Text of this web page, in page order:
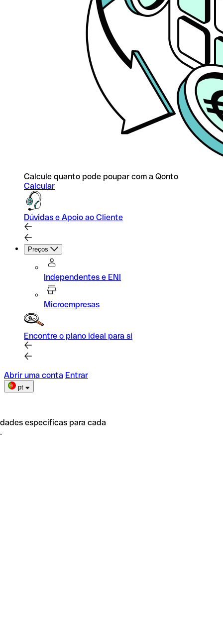
Calcule quanto pode poupar com a Qonto
Calcular
Dúvidas e Apoio ao Cliente
Preços
Independentes e ENI
Microempresas
Encontre o plano ideal para si
Abrir uma conta Entrar
pt
específicas para cada